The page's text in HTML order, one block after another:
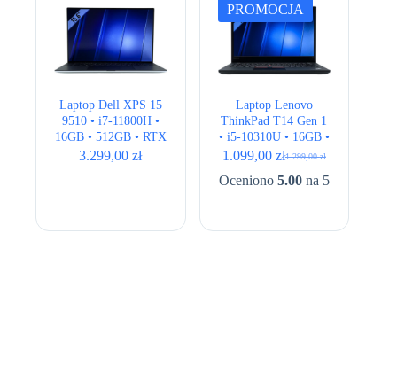
Laptop Dell XPS 15
9510 • i7-11800H •
16GB • 512GB • RTX
3050Ti 4GB • 15,6″
3.299,00zł
PROMOCJA
Laptop Lenovo
ThinkPad T14 Gen 1
• i5-10310U • 16GB •
256GB • Intel UHD •
1.299,00zł
Pierwotna
cena
1.099,00 zł
Aktualna
cena
Oceniono 5.00na 5